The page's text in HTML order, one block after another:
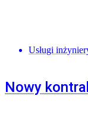
Usługi
Nowy